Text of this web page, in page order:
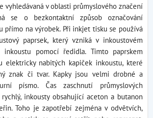
vyhledávaná v oblasti průmyslového značení
se o bezkontaktní způsob označování
přímo na výrobek. Při inkjet tisku se používá
paprsek, který vzniká v inkoustovém
inkoustu pomocí ředidla. Tímto paprskem
elektricky nabitých kapiček inkoustu, které
znak či tvar. Kapky jsou velmi drobné a
písmo. Čas zaschnutí průmyslových
inkousty obsahující aceton a butanon
Toho je zapotřebí zejména v odvětvích,